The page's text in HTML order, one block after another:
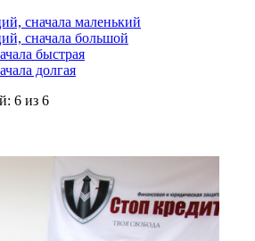
сначала маленький
сначала большой
быстрая
долгая
6 из 6